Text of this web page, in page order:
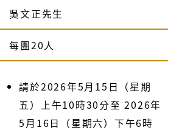
吳文正先生
每團20人
請於2026年5月15日（星期
五）上午10時30分至 2026年
5月16日（星期六）下午6時